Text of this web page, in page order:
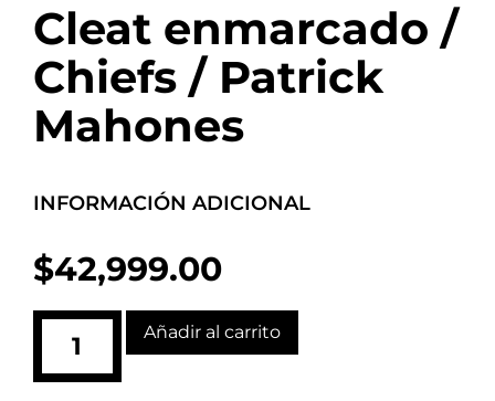
Cleat enmarcado /
Chiefs / Patrick
Mahones
INFORMACIÓN ADICIONAL
$42,999.00
Añadir al carrito